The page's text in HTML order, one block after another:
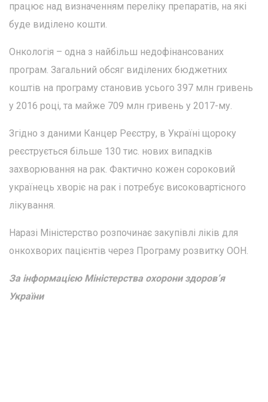
працює над визначенням переліку препаратів, на які
буде виділено кошти.
Онкологія – одна з найбільш недофінансованих
програм. Загальний обсяг виділених бюджетних
коштів на програму становив усього 397 млн гривень
у 2016 році, та майже 709 млн гривень у 2017-му.
Згідно з даними Канцер Реєстру, в Україні щороку
реєструється більше 130 тис. нових випадків
захворювання на рак. Фактично кожен сороковий
українець хворіє на рак і потребує високовартісного
лікування.
Наразі Міністерство розпочинає закупівлі ліків для
онкохворих пацієнтів через Програму розвитку ООН.
За інформацією Міністерства охорони здоров’я
України